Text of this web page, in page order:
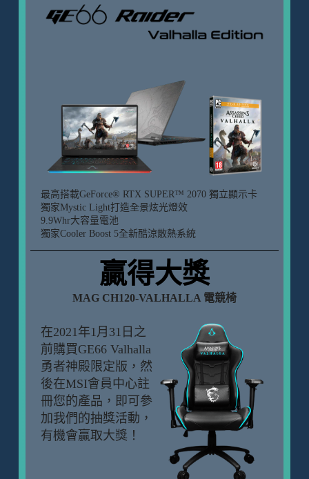
最高搭載GeForce® RTX SUPER™ 2070 獨立顯示卡
獨家Mystic Light打造全景炫光燈效
9.9Whr大容量電池
獨家Cooler Boost 5全新酷涼散熱系統
贏得大獎
MAG CH120-VALHALLA 電競椅
在2021年1月31日之
前購買GE66 Valhalla
勇者神殿限定版，然
後在MSI會員中心註
冊您的產品，即可參
加我們的抽獎活動，
有機會贏取大獎！